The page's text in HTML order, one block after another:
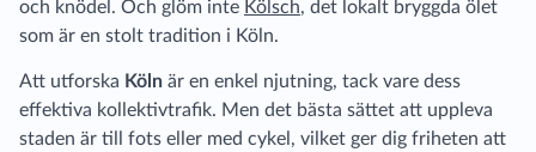
och knödel. Och glöm inte Kölsch, det lokalt bryggda ölet
som är en stolt tradition i Köln.
Att utforska Köln är en enkel njutning, tack vare dess
effektiva kollektivtrafik. Men det bästa sättet att uppleva
staden är till fots eller med cykel, vilket ger dig friheten att